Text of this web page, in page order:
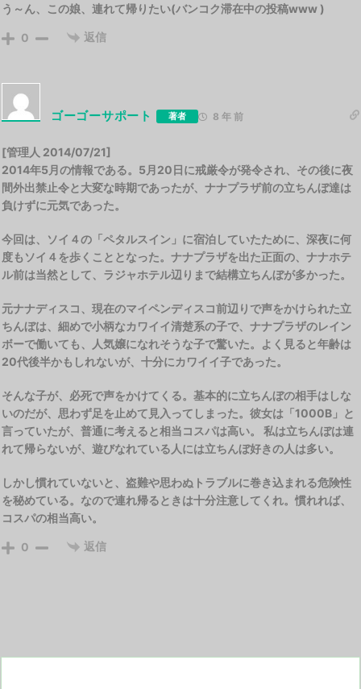
う～ん、この娘、連れて帰りたい(バンコク滞在中の投稿www )
0 返信
ゴーゴーサポート 著者 8 年 前
[管理人 2014/07/21]
2014年5月の情報である。5月20日に戒厳令が発令され、その後に夜
間外出禁止令と大変な時期であったが、ナナプラザ前の立ちんぼ達は
負けずに元気であった。
今回は、ソイ４の「ペタルスイン」に宿泊していたために、深夜に何
度もソイ４を歩くこととなった。ナナプラザを出た正面の、ナナホテ
ル前は当然として、ラジャホテル辺りまで結構立ちんぼが多かった。
元ナナディスコ、現在のマイペンディスコ前辺りで声をかけられた立
ちんぼは、細めで小柄なカワイイ清楚系の子で、ナナプラザのレイン
ボーで働いても、人気嬢になれそうな子で驚いた。よく見ると年齢は
20代後半かもしれないが、十分にカワイイ子であった。
そんな子が、必死で声をかけてくる。基本的に立ちんぼの相手はしな
いのだが、思わず足を止めて見入ってしまった。彼女は「1000B」と
言っていたが、普通に考えると相当コスパは高い。 私は立ちんぼは連
れて帰らないが、遊びなれている人には立ちんぼ好きの人は多い。
しかし慣れていないと、盗難や思わぬトラブルに巻き込まれる危険性
を秘めている。なので連れ帰るときは十分注意してくれ。慣れれば、
コスパの相当高い。
0 返信